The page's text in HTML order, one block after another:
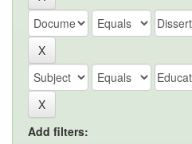
Add filters: